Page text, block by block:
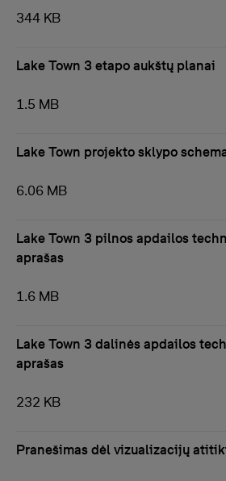
344 KB
Lake Town 3 etapo aukštų planai
1.5 MB
Lake Town projekto sklypo
6.06 MB
Lake Town 3 pilnos apdailos
aprašas
1.6 MB
Lake Town 3 dalinės apdailos
aprašas
232 KB
Pranešimas dėl vizualizacijų